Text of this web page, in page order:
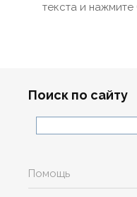
текста и нажмите
Поиск по сайту
Помощь